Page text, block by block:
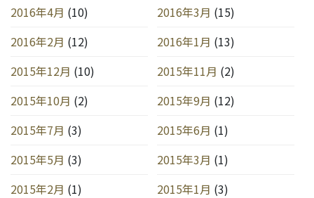
2016年4月 (10) 2016年3月 (15)
2016年2月 (12) 2016年1月 (13)
2015年12月 (10) 2015年11月 (2)
2015年10月 (2) 2015年9月 (12)
2015年7月 (3) 2015年6月 (1)
2015年5月 (3) 2015年3月 (1)
2015年2月 (1) 2015年1月 (3)